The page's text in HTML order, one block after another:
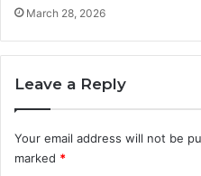
March 28, 2026
Leave a Reply
Your email address will not be
marked *